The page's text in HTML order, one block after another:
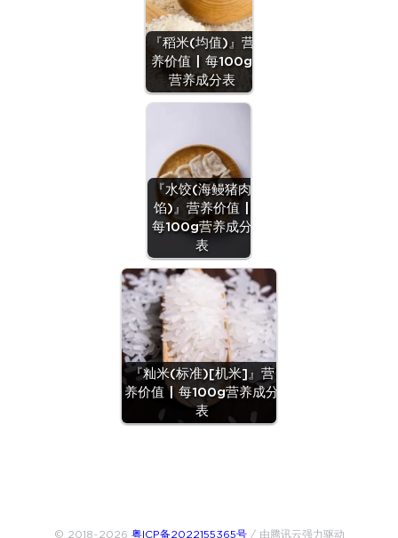
『稻米(均值)』营
养价值 | 每100g
营养成分表
『水饺(海鳗猪肉
馅)』营养价值 |
每100g营养成分
表
『籼米(标准)[机米]』营
养价值 | 每100g营养成分
表
© 2018~2026 粤ICP备2022155365号/ 由腾讯云强力驱动